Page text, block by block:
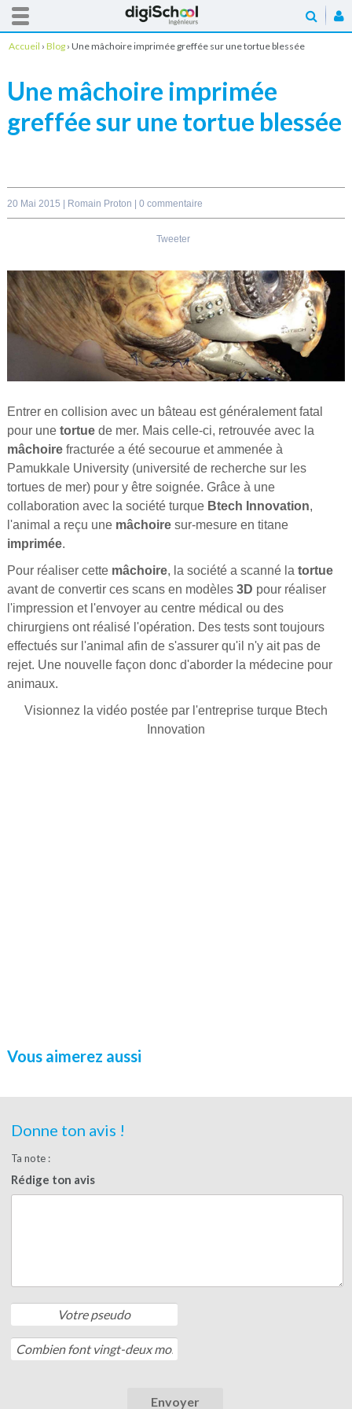
Accueil › Blog › Une mâchoire imprimée greffée sur une tortue blessée
Une mâchoire imprimée
greffée sur une tortue blessée
20 Mai 2015 | Romain Proton 0 commentaire
Tweeter
Entrer en collision avec un bâteau est généralement fatal
pour une tortue de mer. Mais celle-ci, retrouvée avec la
mâchoire fracturée a été secourue et ammenée à
Pamukkale University (université de recherche sur les
tortues de mer) pour y être soignée. Grâce à une
collaboration avec la société turque Btech Innovation,
l'animal a reçu une mâchoire sur-mesure en titane
imprimée.
Pour réaliser cette mâchoire, la société a scanné la tortue
avant de convertir ces scans en modèles 3D pour réaliser
l'impression et l'envoyer au centre médical ou des
chirurgiens ont réalisé l'opération. Des tests sont toujours
effectués sur l'animal afin de s'assurer qu'il n'y ait pas de
rejet. Une nouvelle façon donc d'aborder la médecine pour
animaux.
Visionnez la vidéo postée par l'entreprise turque Btech
Innovation
Vous aimerez aussi
Donne ton avis !
Ta note :
Rédige ton avis